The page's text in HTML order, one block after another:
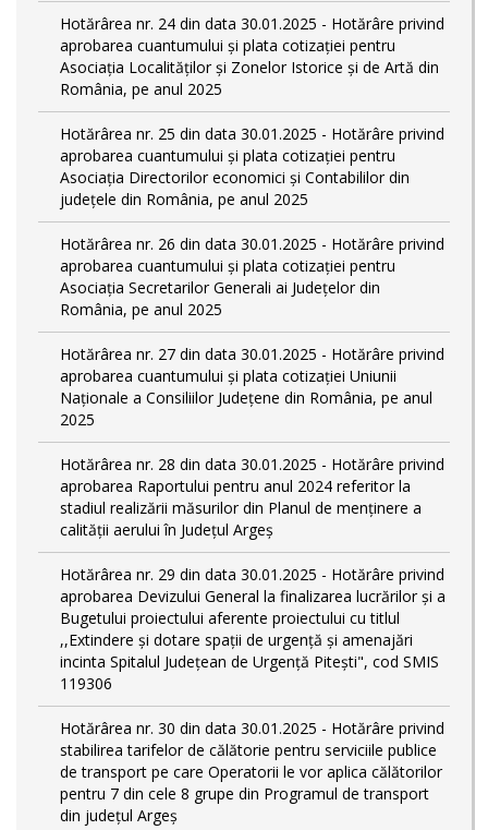
Hotărârea nr. 24 din data 30.01.2025 - Hotărâre privind
aprobarea cuantumului și plata cotizației pentru
Asociația Localităților și Zonelor Istorice și de Artă din
România, pe anul 2025
Hotărârea nr. 25 din data 30.01.2025 - Hotărâre privind
aprobarea cuantumului și plata cotizației pentru
Asociația Directorilor economici și Contabililor din
județele din România, pe anul 2025
Hotărârea nr. 26 din data 30.01.2025 - Hotărâre privind
aprobarea cuantumului și plata cotizației pentru
Asociația Secretarilor Generali ai Județelor din
România, pe anul 2025
Hotărârea nr. 27 din data 30.01.2025 - Hotărâre privind
aprobarea cuantumului și plata cotizației Uniunii
Naționale a Consiliilor Județene din România, pe anul
2025
Hotărârea nr. 28 din data 30.01.2025 - Hotărâre privind
aprobarea Raportului pentru anul 2024 referitor la
stadiul realizării măsurilor din Planul de menținere a
calității aerului în Județul Argeș
Hotărârea nr. 29 din data 30.01.2025 - Hotărâre privind
aprobarea Devizului General la finalizarea lucrărilor și a
Bugetului proiectului aferente proiectului cu titlul
,,Extindere și dotare spații de urgență și amenajări
incinta Spitalul Județean de Urgență Pitești", cod SMIS
119306
Hotărârea nr. 30 din data 30.01.2025 - Hotărâre privind
stabilirea tarifelor de călătorie pentru serviciile publice
de transport pe care Operatorii le vor aplica călătorilor
pentru 7 din cele 8 grupe din Programul de transport
din județul Argeş